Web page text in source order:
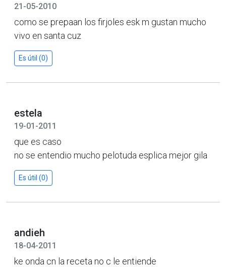
21-05-2010
como se prepaan los firjoles esk m gustan mucho
vivo en santa cuz
Es útil (0)
estela
19-01-2011
que es caso
no se entendio mucho pelotuda esplica mejor gila
Es útil (0)
andieh
18-04-2011
ke onda cn la receta no c le entiende